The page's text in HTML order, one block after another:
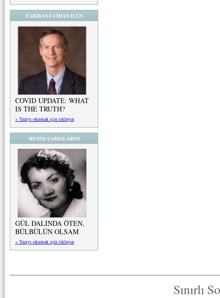
TABİBAN-I CİHAN İÇÜN
COVID UPDATE: WHAT
IS THE TRUTH?
» Yazıyı okumak için tıklayın
BENİM ŞARKILARIM
GÜL DALINDA ÖTEN,
BÜLBÜLÜN OLSAM
» Yazıyı okumak için tıklayın
Sınırlı